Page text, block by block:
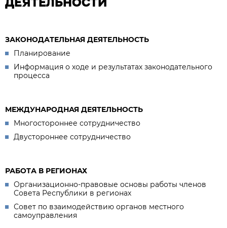
ЗАКОНОДАТЕЛЬНАЯ ДЕЯТЕЛЬНОСТЬ
Планирование
Информация о ходе и результатах законодательного
процесса
МЕЖДУНАРОДНАЯ ДЕЯТЕЛЬНОСТЬ
Многостороннее сотрудничество
Двустороннее сотрудничество
РАБОТА В РЕГИОНАХ
Организационно-правовые основы работы членов
Совета Республики в регионах
Совет по взаимодействию органов местного
самоуправления